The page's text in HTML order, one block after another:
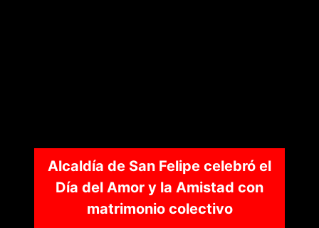
Alcaldía de San Felipe celebró el
Día del Amor y la Amistad con
matrimonio colectivo